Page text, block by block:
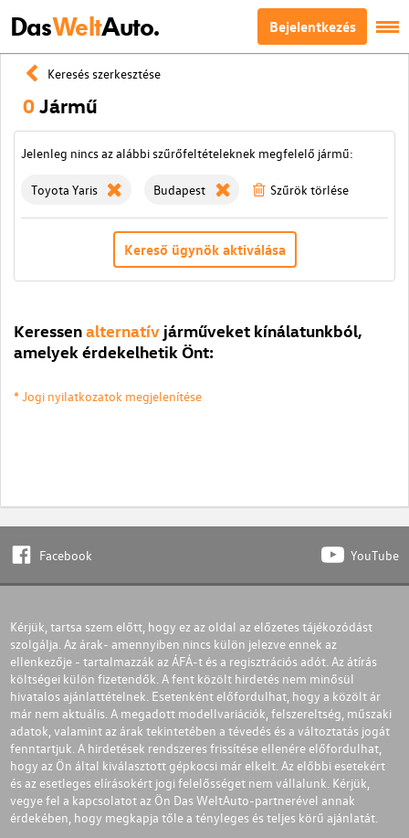
DasWeltAuto. Bejelentkezés
Keresés szerkesztése
0Jármű
Jelenleg nincs az alábbi szűrőfeltételeknek megfelelő jármű:
Toyota Yaris Budapest Szűrök törlése
Kereső ügynök aktiválása
Keressenalternatív járműveket kínálatunkból,
amelyek érdekelhetik Önt:
* Jogi nyilatkozatok megjelenítése
Facebook YouTube
Kérjük, tartsa szem előtt, hogy ez az oldal az előzetes tájékozódást
szolgálja. Az árak- amennyiben nincs külön jelezve ennek az
ellenkezője - tartalmazzák az ÁFÁ-t és a regisztrációs adót. Az átírás
költségei külön fizetendők. A fent közölt hirdetés nem minősül
hivatalos ajánlattételnek. Esetenként előfordulhat, hogy a közölt ár
már nem aktuális. A megadott modellvariációk, felszereltség, műszaki
adatok, valamint az árak tekintetében a tévedés és a változtatás jogát
fenntartjuk. A hirdetések rendszeres frissítése ellenére előfordulhat,
hogy az Ön által kiválasztott gépkocsi már elkelt. Az előbbi esetekért
és az esetleges elírásokért jogi felelősséget nem vállalunk. Kérjük,
vegye fel a kapcsolatot az Ön Das WeltAuto-partnerével annak
érdekében, hogy megkapja tőle a tényleges és teljes körű ajánlatát.